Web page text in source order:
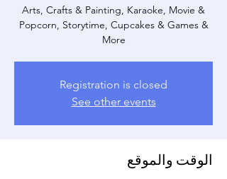
Arts, Crafts & Painting, Karaoke, Movie &
Popcorn, Storytime, Cupcakes & Games &
More
Registration is closed
See other events
الوقت والموقع